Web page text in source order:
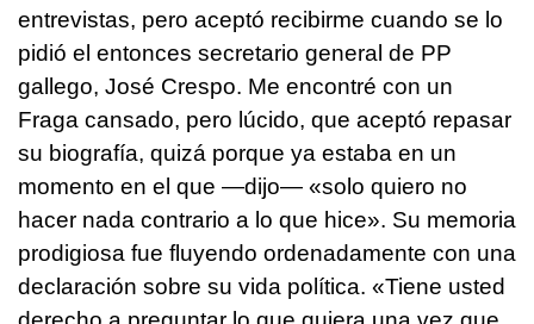
entrevistas, pero aceptó recibirme cuando se lo
pidió el entonces secretario general de PP
gallego, José Crespo. Me encontré con un
Fraga cansado, pero lúcido, que aceptó repasar
su biografía, quizá porque ya estaba en un
momento en el que —dijo— «solo quiero no
hacer nada contrario a lo que hice». Su memoria
prodigiosa fue fluyendo ordenadamente con una
declaración sobre su vida política. «Tiene usted